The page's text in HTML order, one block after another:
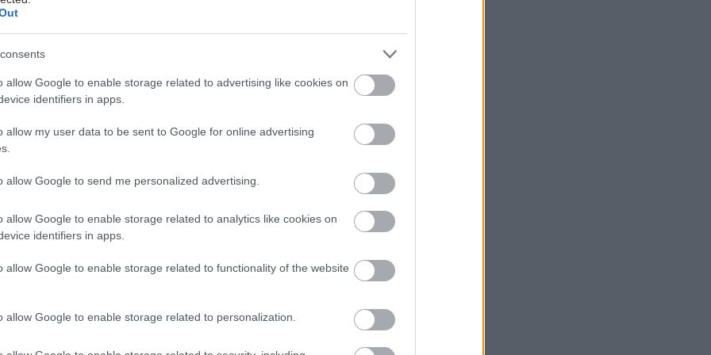
allow Google to enable storage related to advertising like cookies on
identifiers in apps.
allow my user data to be sent to Google for online advertising
allow Google to send me personalized advertising.
allow Google to enable storage related to analytics like cookies on
identifiers in apps.
allow Google to enable storage related to functionality of the website
allow Google to enable storage related to personalization.
δύο διανυκτερεύσεων στον Ελαιώνα Βεργόπουλου, στις 10
Δείτε το
αφιέρωμα του μεγάλου διαγωνισμού γένους...
λεπτομέρειες.
των Κενταύρων, εκεί που το βουνό συνδυάζεται με μοναδικό
και το πράσινο μπλέκεται σε μαγευτικούς χρωματισμούς με
ένας από τους δημοφιλέστερους προορισμούς της Ελλάδας για
χρόνου. Το Πήλιο, σε ιδανική «εκδρομική» απόσταση τόσο από την
την Θεσσαλονίκη, διαθέτει εικοσιτέσσερα κεφαλοχώρια, που
να προσφέρουν στον επισκέπτη.